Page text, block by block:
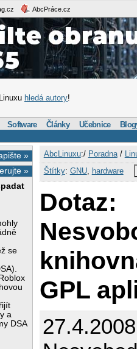
AbcPráce.cz
hledá autory!
Software Články Učebnice
»
»
se
a
DSA
AbcLinuxu:/ Poradna/
Štítky: GNU, hardware
Dotaz:
GPL